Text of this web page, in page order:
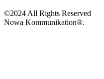
©2024 All Rights Reserved
Nowa Kommunikation®.